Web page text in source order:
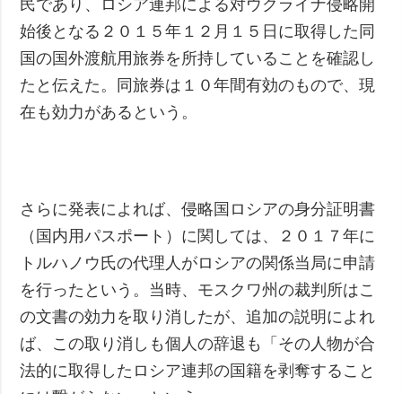
民であり、ロシア連邦による対ウクライナ侵略開
始後となる２０１５年１２月１５日に取得した同
国の国外渡航用旅券を所持していることを確認し
たと伝えた。同旅券は１０年間有効のもので、現
在も効力があるという。
さらに発表によれば、侵略国ロシアの身分証明書
（国内用パスポート）に関しては、２０１７年に
トルハノウ氏の代理人がロシアの関係当局に申請
を行ったという。当時、モスクワ州の裁判所はこ
の文書の効力を取り消したが、追加の説明によれ
ば、この取り消しも個人の辞退も「その人物が合
法的に取得したロシア連邦の国籍を剥奪すること